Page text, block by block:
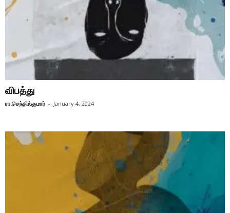
விபத்து
ரா.செந்தில்குமார் - January 4, 2024